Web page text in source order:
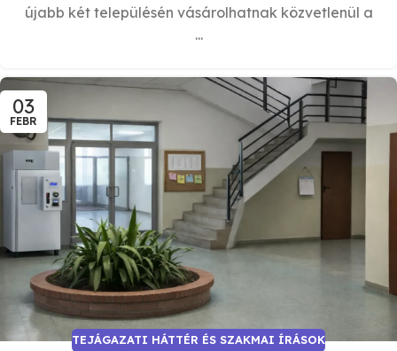
újabb két településén vásárolhatnak közvetlenül a
...
03
FEBR
TEJÁGAZATI HÁTTÉR ÉS SZAKMAI ÍRÁSOK